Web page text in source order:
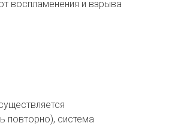
воспламенения и взрыва
повторно), система